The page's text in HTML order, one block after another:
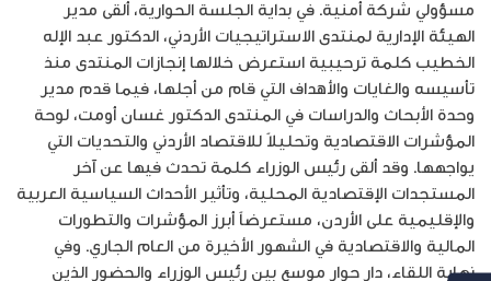
مسؤولي شركة أمنية. في بداية الجلسة الحوارية، ألقى مدير
الهيئة الإدارية لمنتدى الاستراتيجيات الأردني، الدكتور عبد الإله
الخطيب كلمة ترحيبية استعرض خلالها إنجازات المنتدى منذ
تأسيسه والغايات والأهداف التي قام من أجلها، فيما قدم مدير
وحدة الأبحاث والدراسات في المنتدى الدكتور غسان أومت، لوحة
المؤشرات الاقتصادية وتحليلاً للاقتصاد الأردني والتحديات التي
يواجهها. وقد ألقى رئيس الوزراء كلمة تحدث فيها عن آخر
المستجدات الإقتصادية المحلية، وتأثير الأحداث السياسية العربية
والإقليمية على الأردن، مستعرضاً أبرز المؤشرات والتطورات
المالية والاقتصادية في الشهور الأخيرة من العام الجاري. وفي
نهاية اللقاء، دار حوار موسع بين رئيس الوزراء والحضور الذين